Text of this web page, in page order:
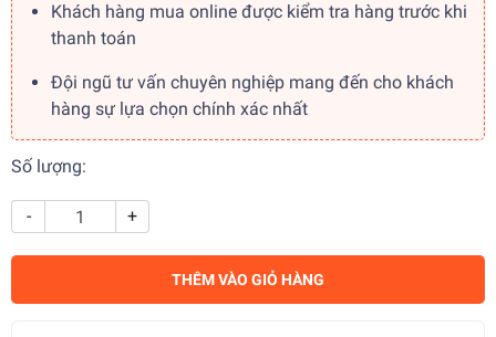
Khách hàng mua online được kiểm tra hàng trước khi
thanh toán
Đội ngũ tư vấn chuyên nghiệp mang đến cho khách
hàng sự lựa chọn chính xác nhất
Số lượng:
- +
THÊM VÀO GIỎ HÀNG